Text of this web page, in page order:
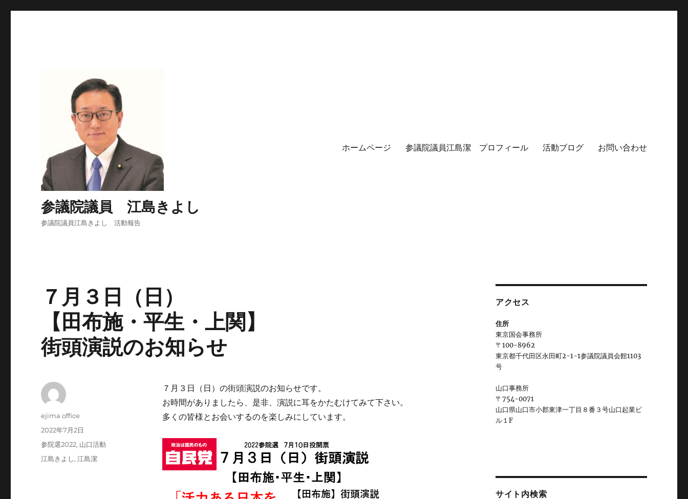
参議院議員 江島きよし
参議院議員江島きよし 活動報告
ホームページ 参議院議員江島潔 プロフィール 活動ブログ お問い合わせ
７月３日（日）
【田布施・平生・上関】
街頭演説のお知らせ
７月３日（日）の街頭演説のお知らせです。
お時間がありましたら、是非、演説に耳をかたむけてみて下さい。
多くの皆様とお会いするのを楽しみにしています。
投
ejima office
投
稿
2022年7月2日
カ
テ
参院選2022, 山口活動
タ
江島きよし,江島潔
アクセス
住所
東京国会事務所
〒100-8962
東京都千代田区永田町2-1-1参議院議員会館1103
号
山口事務所
〒754-0071
山口県山口市小郡東津一丁目８番３号山口起業ビ
ル１F
サイト内検索